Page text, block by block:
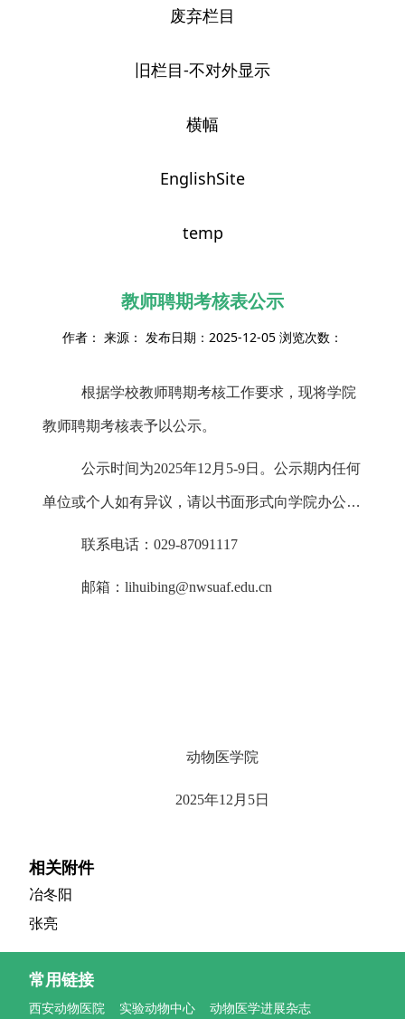
废弃栏目
旧栏目-不对外显示
横幅
EnglishSite
temp
教师聘期考核表公示
作者： 来源： 发布日期：2025-12-05 浏览次数：
根据学校教师聘期考核工作要求，现将学院
教师聘期考核表予以公示。
公示时间为2025年12月5-9日。公示期内任何
单位或个人如有异议，请以书面形式向学院办公室
反映。反映问题应本着实事求是和负责的态度，客
联系电话： 029-87091117
邮箱：lihuibing@nwsuaf.edu.cn
动物医学院
2025年12月5日
相关附件
冶冬阳
张亮
常用链接
西安动物医院 实验动物中心 动物医学进展杂志